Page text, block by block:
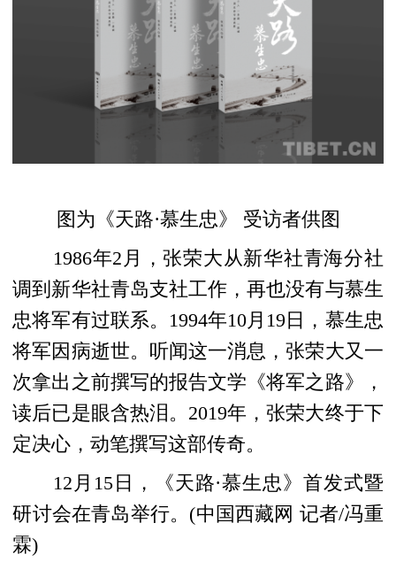
图为《天路·慕生忠》 受访者供图
1986年2月
，张荣大 从新华社青海分社
调到新华社青岛支社工作，再也没有与慕生
忠将军有过联系。1994年10月19日
，慕生忠
将军因病逝世。听闻这一消息，张荣大又一
次拿出 之前撰写的报告文学 《将军之路》
，
读后已是眼含热泪。 2019年，张荣大终于下
定决心，动笔撰写这部传奇。
12月15日，《天路·慕生忠》首发式暨
研讨会在青岛举行。 (中国西藏网 记者/冯重
霖)